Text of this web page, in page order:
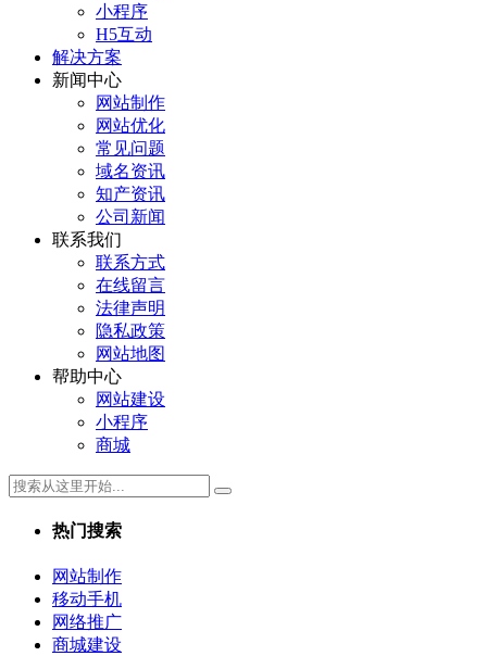
小程序
H5互动
解决方案
新闻中心
网站制作
网站优化
常见问题
域名资讯
知产资讯
公司新闻
联系我们
联系方式
在线留言
法律声明
隐私政策
网站地图
帮助中心
网站建设
小程序
商城
热门搜索
网站制作
移动手机
网络推广
商城建设